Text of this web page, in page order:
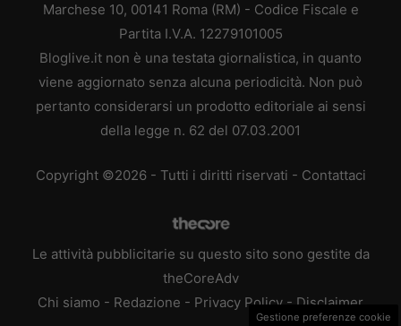
Marchese 10, 00141 Roma (RM) - Codice Fiscale e
Partita I.V.A. 12279101005
Bloglive.it non è una testata giornalistica, in quanto
viene aggiornato senza alcuna periodicità. Non può
pertanto considerarsi un prodotto editoriale ai sensi
della legge n. 62 del 07.03.2001
Copyright ©2026 - Tutti i diritti riservati - Contattaci
Le attività pubblicitarie su questo sito sono gestite da
theCoreAdv
Chi siamo - Redazione - Privacy Policy - Disclaimer
Gestione preferenze cookie